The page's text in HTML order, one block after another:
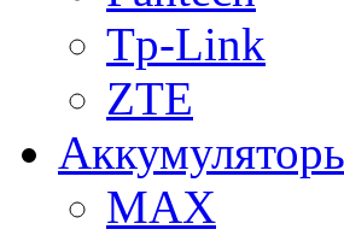
Tp-Link
ZTE
MAX